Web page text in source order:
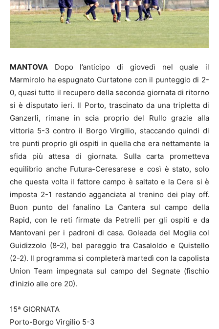
MANTOVA Dopo l’anticipo di giovedì nel quale il
Marmirolo ha espugnato Curtatone con il punteggio di 2-
0, quasi tutto il recupero della seconda giornata di ritorno
si è disputato ieri. Il Porto, trascinato da una tripletta di
Ganzerli, rimane in scia proprio del Rullo grazie alla
vittoria 5-3 contro il Borgo Virgilio, staccando quindi di
tre punti proprio gli ospiti in quella che era nettamente la
sfida più attesa di giornata. Sulla carta prometteva
equilibrio anche Futura-Ceresarese e così è stato, solo
che questa volta il fattore campo è saltato e la Cere si è
imposta 2-1 restando agganciata al trenino dei play off.
Buon punto del fanalino La Cantera sul campo della
Rapid, con le reti firmate da Petrelli per gli ospiti e da
Mantovani per i padroni di casa. Goleada del Moglia col
Guidizzolo (8-2), bel pareggio tra Casaloldo e Quistello
(2-2). Il programma si completerà martedì con la capolista
Union Team impegnata sul campo del Segnate (fischio
d’inizio alle ore 20).
15ª GIORNATA
Porto-Borgo Virgilio 5-3